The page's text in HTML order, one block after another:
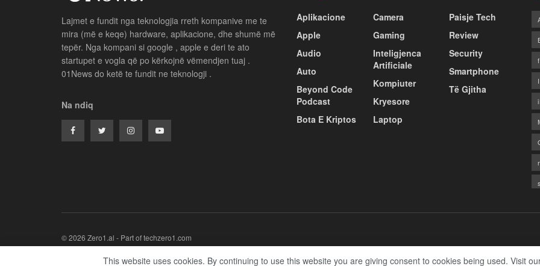
Lajmet e fundit nga teknologjia rreth kompanive me te
mira (më e keqe) hardware, aplikacione, dhe shumë më
tepër. Nga kompani si google , apple e deri te ato
startupet e vogla që po kërkojnë vëmendjen tuaj .
01News do ketë te fundit ne teknologji .
Na ndiq
Aplikacione
Apple
Audio
Auto
Beyond Code
Podcast
Bota E Kriptos
Camera
Gaming
Inteligjenca
Artificiale
Kompiuter
Kryesore
Laptop
Paisje Tech
Review
Security
Smartphone
Të Gjitha
© 2026 Zero1.al - Part of techzero1.com
This website uses cookies. By continuing to use this website you are giving consent to cookies being used. Visit